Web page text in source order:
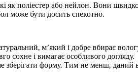
як поліестер або нейлон. Вони
може бути досить спекотно.
м’який і добре вбирає
сохне і вимагає особливого догляду.
зберігати форму. Тим не менш, даний